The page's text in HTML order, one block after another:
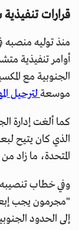
قرارات
منذ توليه منصبه
أوامر تنفيذية
الجنوبية مع
موسعةلترحيل
الذي كان يتيح
المتحدة، ما زاد
وفي خطاب
"مجرمون يجب
إلى الحدود